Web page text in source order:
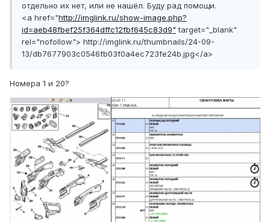
отдельно их нет, или не нашёл. Буду рад помощи.
<a href="http://imglink.ru/show-image.php?
id=aeb48fbef25f364dffc12fbf645c83d9" target="_blank"
rel="nofollow"> http://imglink.ru/thumbnails/24-09-
13/db7677903c0546fb03f0a4ec723fe24b.jpg</a>
Номера 1 и 20?